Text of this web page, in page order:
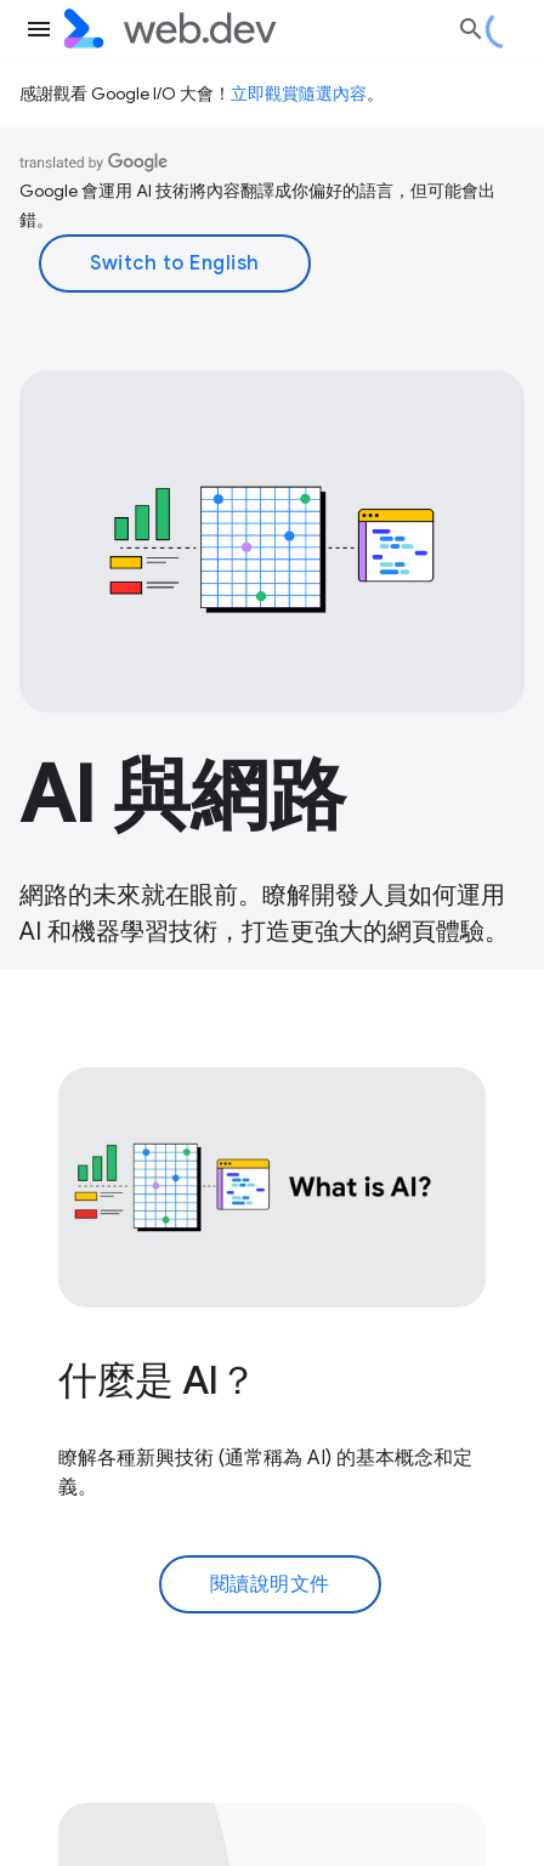
感謝觀看 Google I/O 大會！ 立即觀賞隨選內容。
Google 會運用 AI 技術將內容翻譯成你偏好的語言，但可能會出
錯。
AI 與網路
網路的未來就在眼前。瞭解開發人員如何運用
AI 和機器學習技術，打造更強大的網頁體驗。
什麼是 AI？
瞭解各種新興技術 (通常稱為 AI) 的基本概念和定
義。
閱讀說明文件